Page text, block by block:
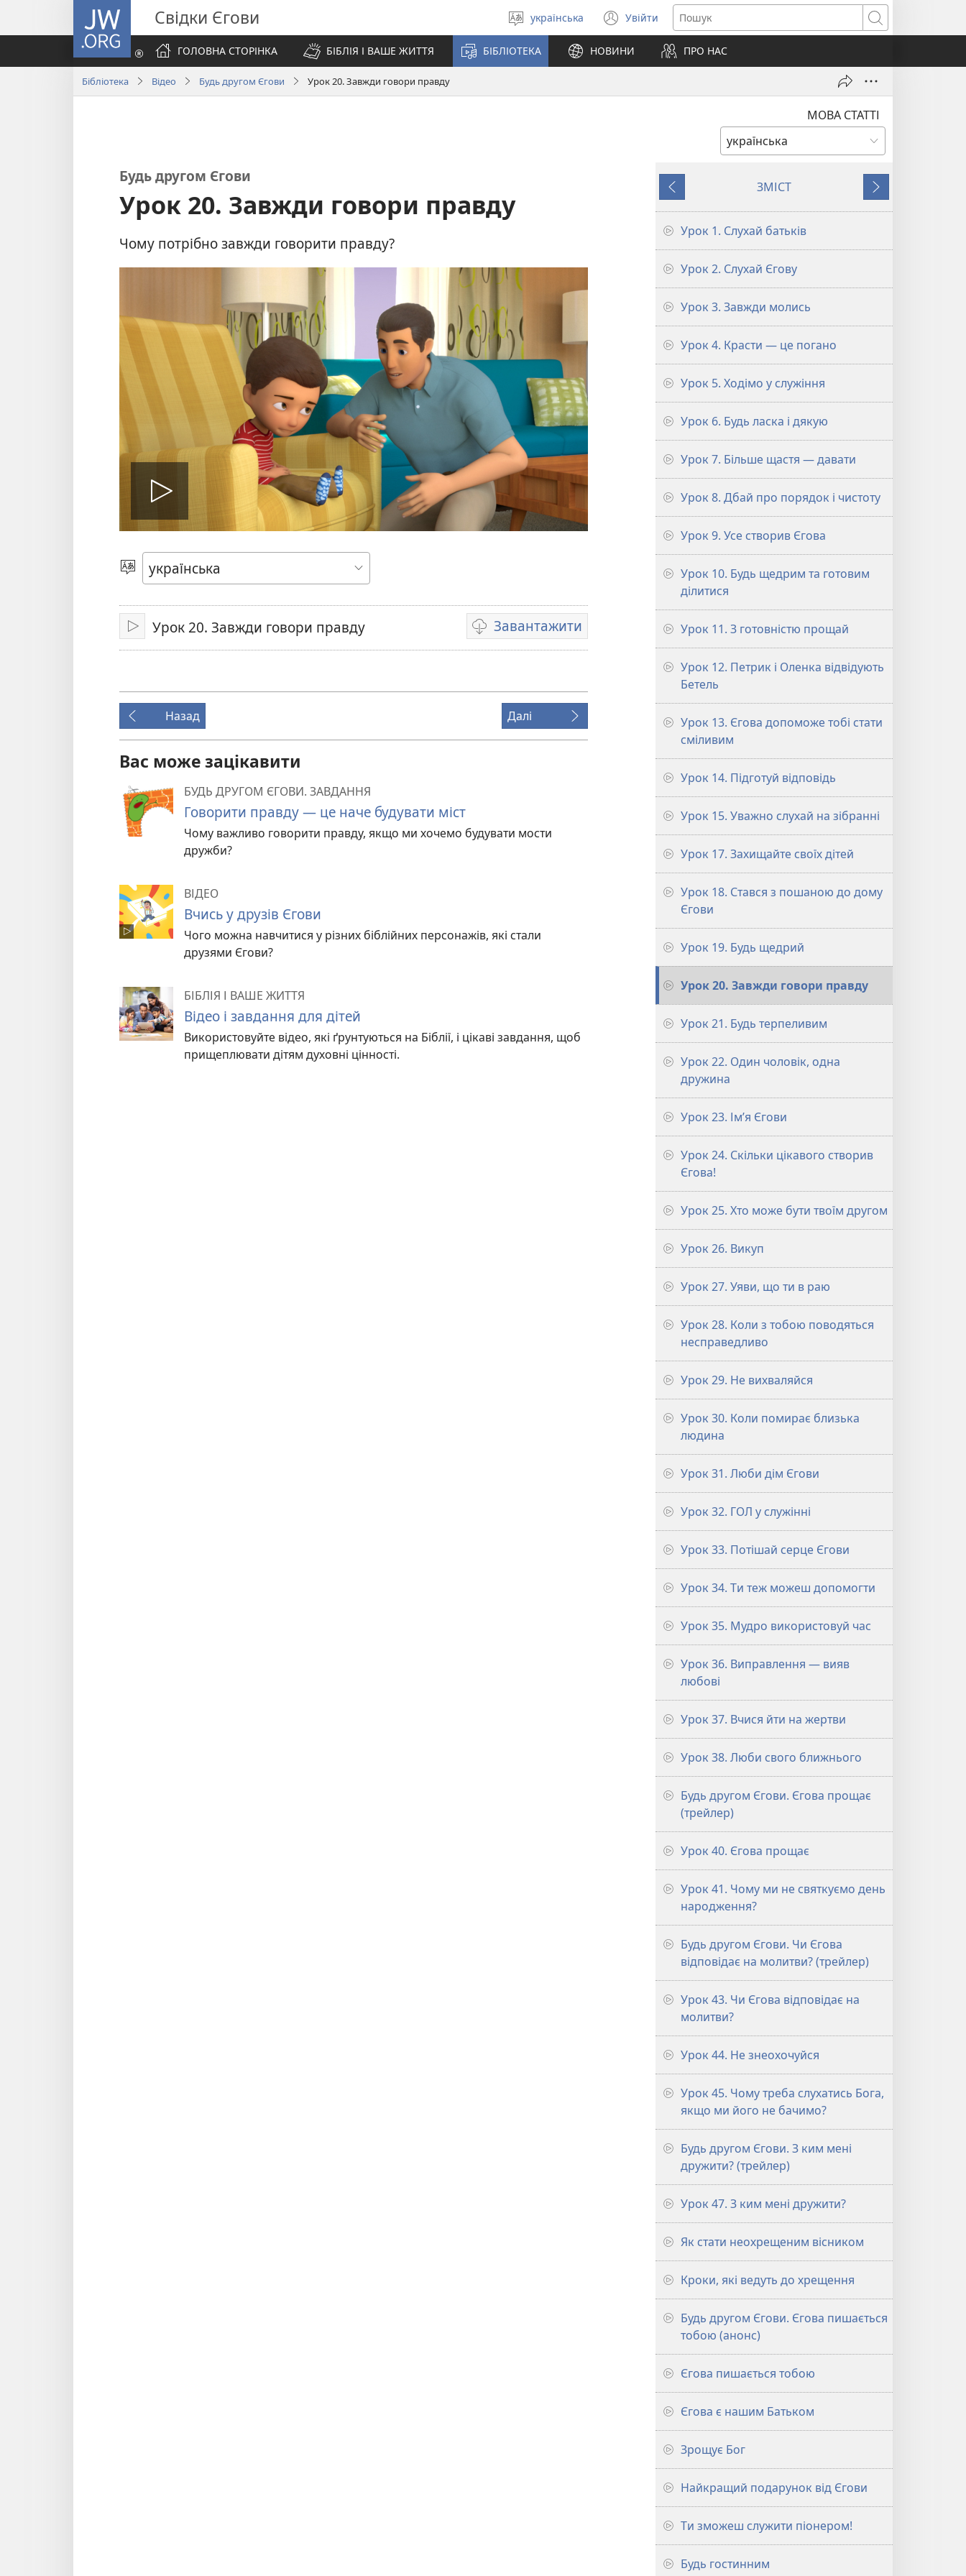
JW.ORG Свідки Єгови
Вибрати
мову
українська Увійти
(відкривається
у
новому
вікні)
Пошук
ГОЛОВНА СТОРІНКА
БІБЛІЯ І ВАШЕ ЖИТТЯ БІБЛІОТЕКА НОВИНИ ПРО НАС
Бібліотека Відео Будь другом Єгови Урок 20. Завжди говори правду
МОВА СТАТТІ
Будь другом Єгови
Урок 20. Завжди говори правду
Чому потрібно завжди говорити правду?
Відтворити
відео
Вибрати
мову
Відтворити
Урок 20. Завжди говори правду Завантажити
Параметри
завантаження
Назад Далі
Вас може зацікавити
БУДЬ ДРУГОМ ЄГОВИ. ЗАВДАННЯ
Говорити правду — це наче будувати міст
Чому важливо говорити правду, якщо ми хочемо будувати мости
дружби?
ВІДЕО
Вчись у друзів Єгови
Чого можна навчитися у різних біблійних персонажів, які стали
друзями Єгови?
БІБЛІЯ І ВАШЕ ЖИТТЯ
Відео і завдання для дітей
Використовуйте відео, які ґрунтуються на Біблії, і цікаві завдання, щоб
прищеплювати дітям духовні цінності.
Назад
ЗМІСТ
Далі
Урок 1. Слухай батьків
Урок 2. Слухай Єгову
Урок 3. Завжди молись
Урок 4. Красти — це погано
Урок 5. Ходімо у служіння
Урок 6. Будь ласка і дякую
Урок 7. Більше щастя — давати
Урок 8. Дбай про порядок і чистоту
Урок 9. Усе створив Єгова
Урок 10. Будь щедрим та готовим
ділитися
Урок 11. З готовністю прощай
Урок 12. Петрик і Оленка відвідують
Бетель
Урок 13. Єгова допоможе тобі стати
сміливим
Урок 14. Підготуй відповідь
Урок 15. Уважно слухай на зібранні
Урок 17. Захищайте своїх дітей
Урок 18. Стався з пошаною до дому
Єгови
Урок 19. Будь щедрий
Урок 20. Завжди говори правду
Урок 21. Будь терпеливим
Урок 22. Один чоловік, одна
дружина
Урок 23. Ім’я Єгови
Урок 24. Скільки цікавого створив
Єгова!
Урок 25. Хто може бути твоїм другом
Урок 26. Викуп
Урок 27. Уяви, що ти в раю
Урок 28. Коли з тобою поводяться
несправедливо
Урок 29. Не вихваляйся
Урок 30. Коли помирає близька
людина
Урок 31. Люби дім Єгови
Урок 32. ГОЛ у служінні
Урок 33. Потішай серце Єгови
Урок 34. Ти теж можеш допомогти
Урок 35. Мудро використовуй час
Урок 36. Виправлення — вияв
любові
Урок 37. Вчися йти на жертви
Урок 38. Люби свого ближнього
Будь другом Єгови. Єгова прощає
(трейлер)
Урок 40. Єгова прощає
Урок 41. Чому ми не святкуємо день
народження?
Будь другом Єгови. Чи Єгова
відповідає на молитви? (трейлер)
Урок 43. Чи Єгова відповідає на
молитви?
Урок 44. Не знеохочуйся
Урок 45. Чому треба слухатись Бога,
якщо ми його не бачимо?
Будь другом Єгови. З ким мені
дружити? (трейлер)
Урок 47. З ким мені дружити?
Як стати неохрещеним вісником
Кроки, які ведуть до хрещення
Будь другом Єгови. Єгова пишається
тобою (анонс)
Єгова пишається тобою
Єгова є нашим Батьком
Зрощує Бог
Найкращий подарунок від Єгови
Ти зможеш служити піонером!
Будь гостинним